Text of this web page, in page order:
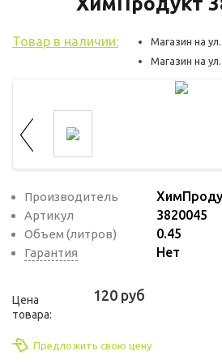
Товар в наличии:
Магазин на
Магазин на
Производитель
Артикул 3820045
Объем (литров) 0.45
Гарантия Нет
Цена
товара:
120 руб
Предложить свою цену
помогают понять, как
чтобы увеличить его
и сделать функционал
удобным для
Рекламные файлы cookie
для целей маркетинга
помогают обеспечить
высокую точность и
маркетинговых и